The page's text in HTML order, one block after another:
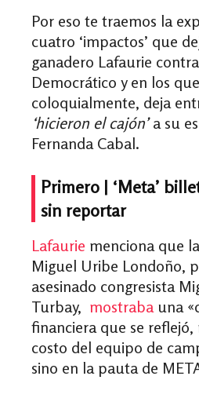
Por eso te traemos la
cuatro ‘impactos’ que
ganadero Lafaurie
Democrático y en los
coloquialmente, deja
‘hicieron el cajón’a su
Fernanda Cabal.
Primero |
‘Meta’
sin reportar
Lafaurie menciona que
Miguel Uribe Londoño,
asesinado congresista
Turbay, mostrabauna
financiera que se reflejó,
costo del equipo de
sino en la pauta de